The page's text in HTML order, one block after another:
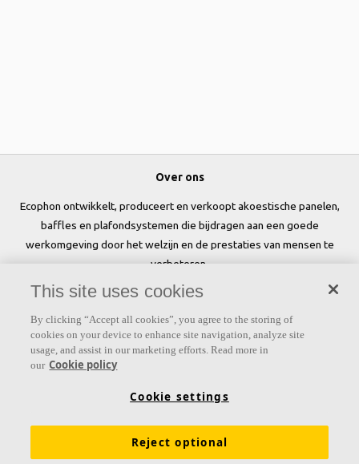
Over ons
Ecophon ontwikkelt, produceert en verkoopt akoestische panelen,
baffles en plafondsystemen die bijdragen aan een goede
werkomgeving door het welzijn en de prestaties van mensen te
verbeteren.
Volg ons
Kennis akoestiek
This site uses cookies
By clicking “Accept all cookies”, you agree to the storing of
cookies on your device to enhance site navigation, analyze site
usage, and assist in our marketing efforts. Read more in
our Cookie policy
Cookie settings
Reject optional